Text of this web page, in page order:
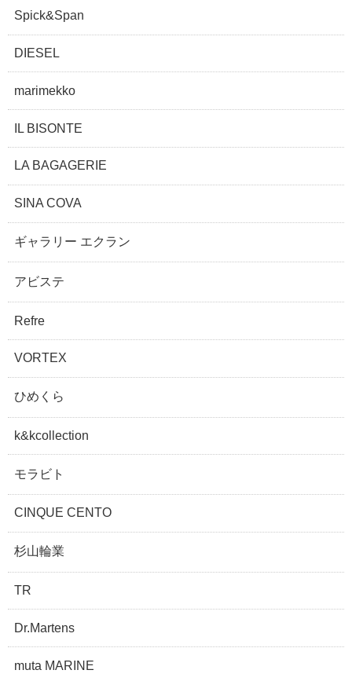
Spick&Span
DIESEL
marimekko
IL BISONTE
LA BAGAGERIE
SINA COVA
ギャラリー エクラン
アビステ
Refre
VORTEX
ひめくら
k&kcollection
モラビト
CINQUE CENTO
杉山輪業
TR
Dr.Martens
muta MARINE